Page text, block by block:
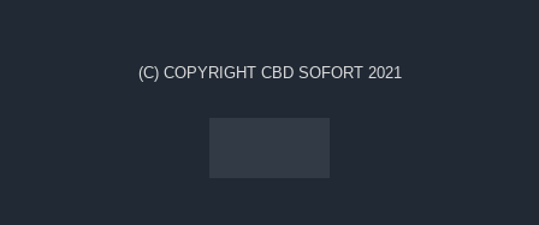
(C) COPYRIGHT CBD SOFORT 2021